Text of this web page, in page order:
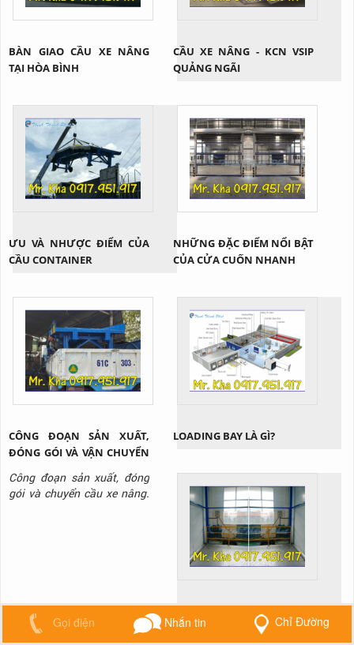
BÀN GIAO CẦU XE NÂNG
TẠI HÒA BÌNH
CẦU XE NÂNG - KCN VSIP
QUẢNG NGÃI
ƯU VÀ NHƯỢC ĐIỂM CỦA
CẦU CONTAINER
NHỮNG ĐẶC ĐIỂM NỔI BẬT
CỦA CỬA CUỐN NHANH
CÔNG ĐOẠN SẢN XUẤT,
ĐÓNG GÓI VÀ VẬN CHUYỂN
Công đoạn sản xuất, đóng
gói và chuyển cầu xe nâng.
những sản phẩm đạt chuẩn
Châu Âu. Bài viết dưới đây...
LOADING BAY LÀ GÌ?
HƯỚNG DẪN SỬ DỤNG
BÀN NÂNG HÀNG THỦY
Gọi điện Nhắn tin Chỉ Đường